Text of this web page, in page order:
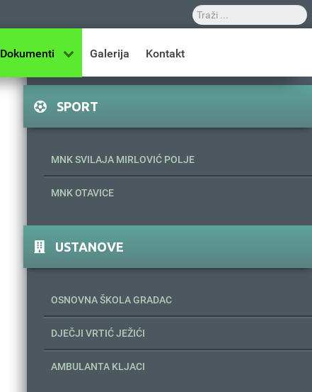
Dokumenti Galerija Kontakt
SPORT
MNK SVILAJA MIRLOVIĆ POLJE
MNK OTAVICE
USTANOVE
OSNOVNA ŠKOLA GRADAC
DJEČJI VRTIĆ JEŽIĆI
AMBULANTA KLJACI